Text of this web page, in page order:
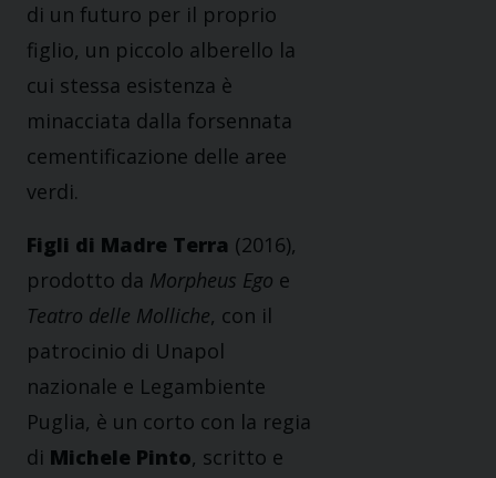
di un futuro per il proprio
figlio, un piccolo alberello la
cui stessa esistenza è
minacciata dalla forsennata
cementificazione delle aree
verdi.
Figli di Madre Terra (2016),
prodotto da Morpheus Ego e
Teatro delle Molliche, con il
patrocinio di Unapol
nazionale e Legambiente
Puglia, è un corto con la regia
di Michele Pinto, scritto e